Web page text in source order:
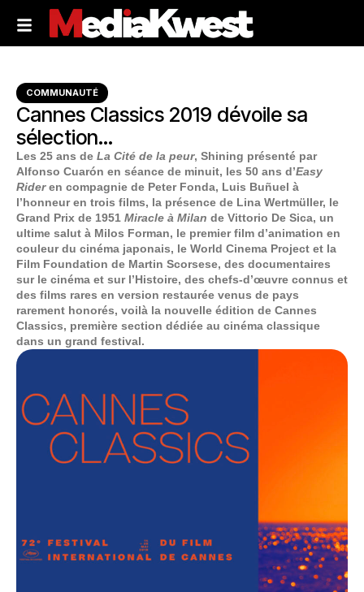
COMMUNAUTÉ
Cannes Classics 2019 dévoile sa
sélection…
Les 25 ans de La Cité de la peur, Shining présenté par
Alfonso Cuarón en séance de minuit, les 50 ans d’Easy
Rideren compagnie de Peter Fonda, Luis Buñuel à
l’honneur en trois films, la présence de Lina Wertmüller, le
Grand Prix de 1951 Miracle à Milan de Vittorio De Sica, un
ultime salut à Milos Forman, le premier film d’animation en
couleur du cinéma japonais, le World Cinema Project et la
Film Foundation de Martin Scorsese, des documentaires
sur le cinéma et sur l’Histoire, des chefs-d’œuvre connus et
des films rares en version restaurée venus de pays
rarement honorés, voilà la nouvelle édition de Cannes
Classics, première section dédiée au cinéma classique
dans un grand festival.